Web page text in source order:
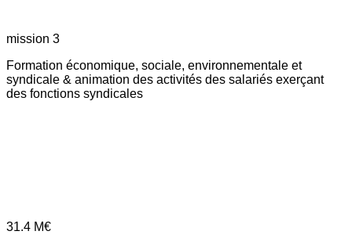
mission 3
Formation économique, sociale, environnementale et
syndicale & animation des activités des salariés exerçant
des fonctions syndicales
31.4 M€